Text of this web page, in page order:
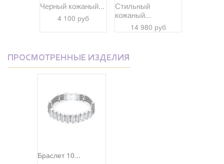
Черный кожаный...
4 100 руб
Стильный
кожаный...
14 980 руб
ПРОСМОТРЕННЫЕ ИЗДЕЛИЯ
Браслет 10...